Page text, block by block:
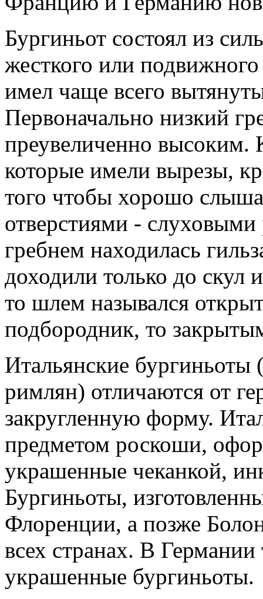
Бургиньот состоял из
жесткого или
имел чаще всего
Первоначально низкий
преувеличенно высоким.
которые имели вырезы,
того чтобы хорошо
отверстиями -
гребнем находилась
доходили только до скул
то шлем назывался
подбородник, то
Итальянские
римлян) отличаются от
закругленную форму.
предметом роскоши,
украшенные чеканкой,
Бургиньоты,
Флоренции, а позже
всех странах. В Германии
украшенные бургиньоты.